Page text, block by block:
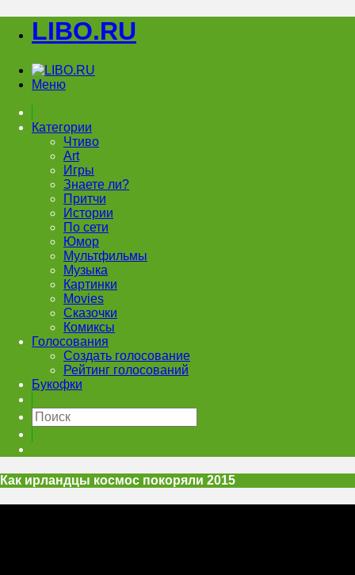
LIBO.RU
Меню
Категории
Чтиво
Art
Игры
Знаете ли?
Притчи
Истории
По сети
Юмор
Мультфильмы
Музыка
Картинки
Movies
Сказочки
Комиксы
Голосования
Создать голосование
Рейтинг голосований
Букофки
Как ирландцы космос покоряли 2015